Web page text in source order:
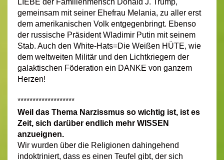
LIEBE der Familienmensch Donald J. Trump,
gemeinsam mit seiner Ehefrau Melania, zu aller erst
dem amerikanischen Volk entgegenbringt. Ebenso
der russische Präsident Wladimir Putin mit seinem
Stab. Auch den White-Hats=Die Weißen HÜTE, wie
dem weltweiten Militär und den Lichtkriegern der
galaktischen Föderation ein DANKE von ganzem
Herzen!
*******************
Weil das Thema Narzissmus so wichtig ist, ist es
Zeit, sich darüber endlich mehr WISSEN
anzueignen.
Wir wurden über die Religionen dahingehend
indoktriniert, dass es einen Teufel gibt, der sich